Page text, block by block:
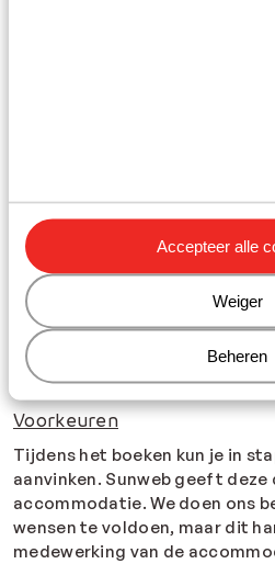
Accepteer alle
Weiger
Beheren
aangegeven.
1* = zeer eenvoudig
2* = eenvoudig
3* = goed
4* = luxe
5* = heel erg luxe
Voorkeuren
Tijdens het boeken kun je in
aanvinken. Sunweb geeft deze
accommodatie. We doen ons
wensen te voldoen, maar dit
medewerking van de